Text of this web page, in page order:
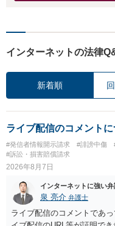
インターネットの法律
新着順
ライブ配信のコメント
#発信者情報開示請求 #誹謗中傷
#訴訟・損害賠償請求
2026年8月7日
インターネットに強い
泉 亮介 弁護士
ライブ配信のコメントであ